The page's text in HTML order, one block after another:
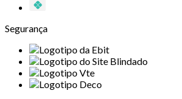
Segurança